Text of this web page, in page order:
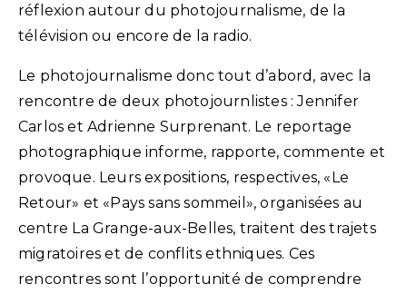
réflexion autour du photojournalisme, de la
télévision ou encore de la radio.
Le photojournalisme donc tout d’abord, avec la
rencontre de deux photojournlistes : Jennifer
Carlos et Adrienne Surprenant. Le reportage
photographique informe, rapporte, commente et
provoque. Leurs expositions, respectives, «Le
Retour» et «Pays sans sommeil», organisées au
centre La Grange-aux-Belles, traitent des trajets
migratoires et de conflits ethniques. Ces
rencontres sont l’opportunité de comprendre